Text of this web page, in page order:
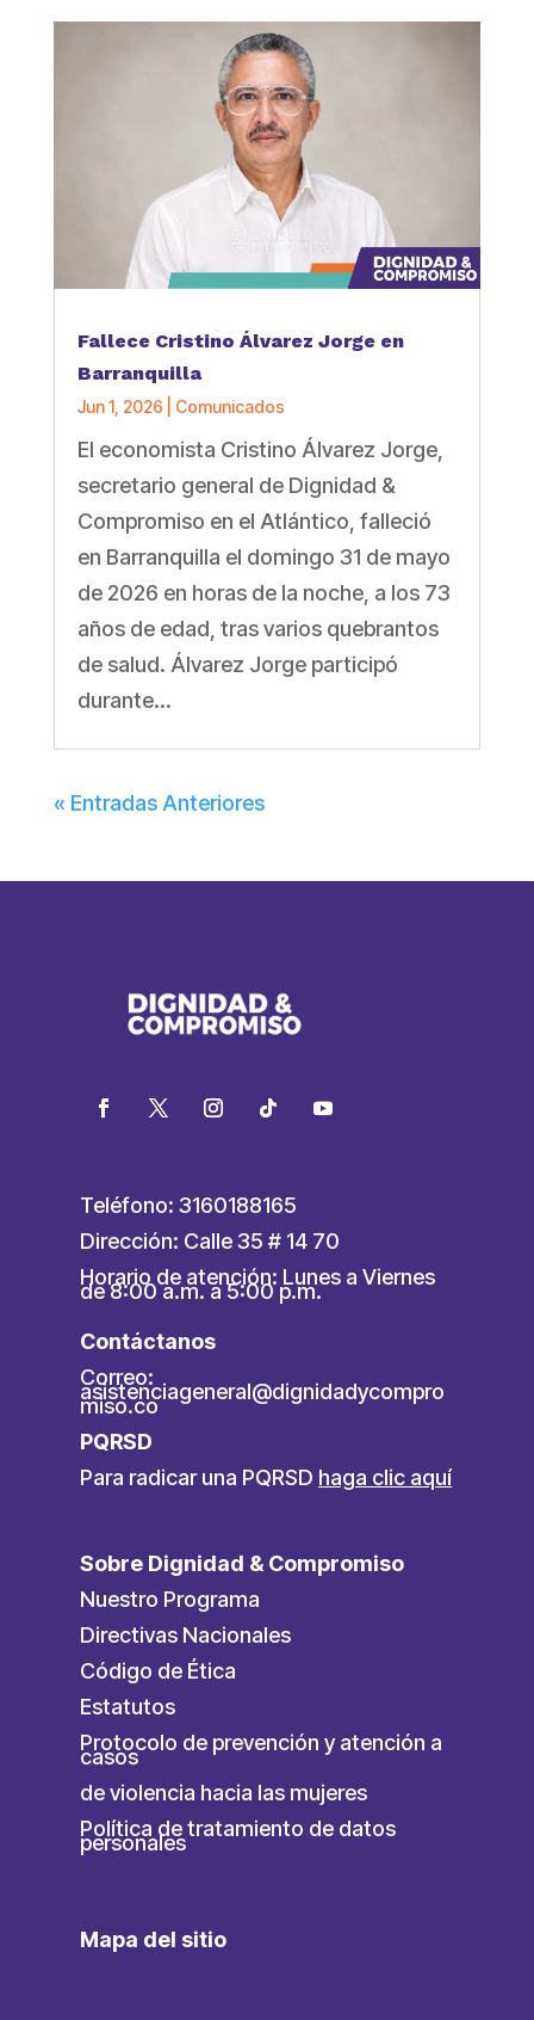
Fallece Cristino Álvarez Jorge en
Barranquilla
Jun 1, 2026 Comunicados
El economista Cristino Álvarez Jorge,
secretario general de Dignidad &
Compromiso en el Atlántico, falleció
en Barranquilla el domingo 31 de mayo
de 2026 en horas de la noche, a los 73
años de edad, tras varios quebrantos
de salud. Álvarez Jorge participó
durante...
« Entradas Anteriores
Teléfono: 3160188165
Dirección: Calle 35 # 14 70
Horario de atención: Lunes a Viernes
de 8:00 a.m. a 5:00 p.m.
Contáctanos
Correo:
asistenciageneral@dignidadycompro
miso.co
PQRSD
Para radicar una PQRSD haga clic aquí
Sobre Dignidad & Compromiso
Nuestro Programa
Directivas Nacionales
Código de Ética
Estatutos
Protocolo de prevención y atención a
casos
de violencia hacia las mujeres
Política de tratamiento de datos
personales
Mapa del sitio